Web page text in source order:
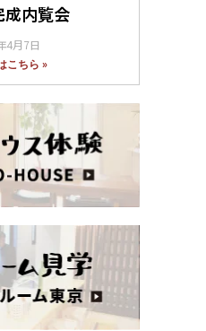
成内覧会
4月7日
こちら »